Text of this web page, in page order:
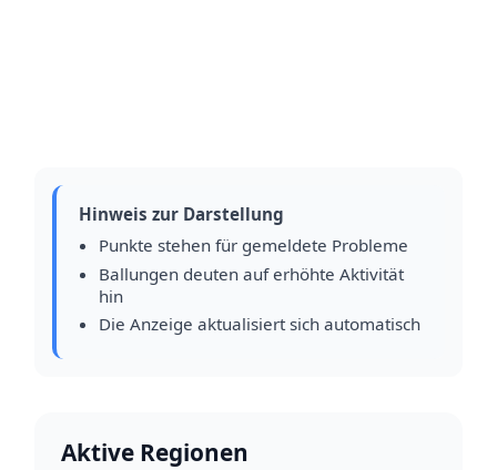
Hinweis zur Darstellung
Punkte stehen für gemeldete Probleme
Ballungen deuten auf erhöhte Aktivität
hin
Die Anzeige aktualisiert sich automatisch
Aktive Regionen